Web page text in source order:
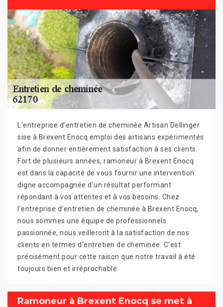
L’entreprise d’entretien de cheminée Artisan Dellinger
sise à Brexent Enocq emploi des artisans expérimentés
afin de donner entièrement satisfaction à ses clients.
Fort de plusieurs années, ramoneur à Brexent Enocq
est dans la capacité de vous fournir une intervention
digne accompagnée d’un résultat performant
répondant à vos attentes et à vos besoins. Chez
l’entreprise d’entretien de cheminée à Brexent Enocq,
nous sommes une équipe de professionnels
passionnée, nous veilleront à la satisfaction de nos
clients en termes d’entretien de cheminée. C’est
précisément pour cette raison que notre travail à été
toujours bien et irréprochable.
Ramoneur à Brexent Enocq se met à